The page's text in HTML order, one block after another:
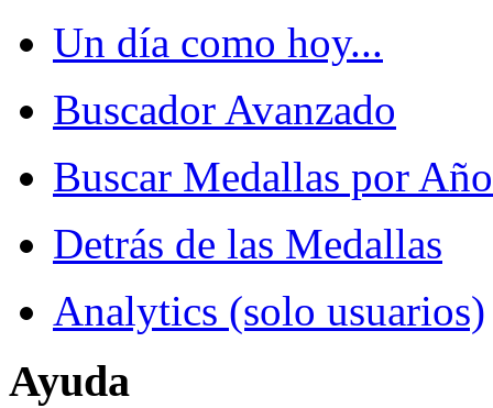
Un día como hoy...
Buscador Avanzado
Buscar Medallas por Año
Detrás de las Medallas
Analytics (solo usuarios)
Ayuda